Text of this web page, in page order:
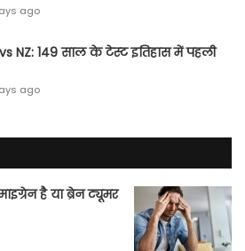
ago
NZ: 149 साल के टेस्‍ट इतिहास में पहली
ago
है या ब्रेन ट्यूमर